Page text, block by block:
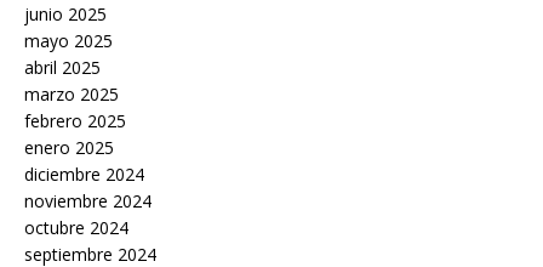
junio 2025
mayo 2025
abril 2025
marzo 2025
febrero 2025
enero 2025
diciembre 2024
noviembre 2024
octubre 2024
septiembre 2024